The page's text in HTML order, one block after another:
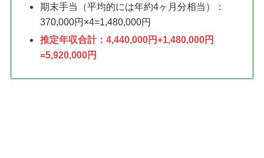
期末手当（平均的には年約4ヶ月分相当）：
370,000円×4=1,480,000円
推定年収合計：4,440,000円+1,480,000円
=5,920,000円